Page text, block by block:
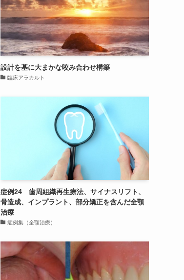
設計を基に大まかな咬み合わせ構築
臨床アラカルト
症例24 歯周組織再生療法、サイナスリフト、
骨造成、インプラント、部分矯正を含んだ全顎
治療
症例集（全顎治療）